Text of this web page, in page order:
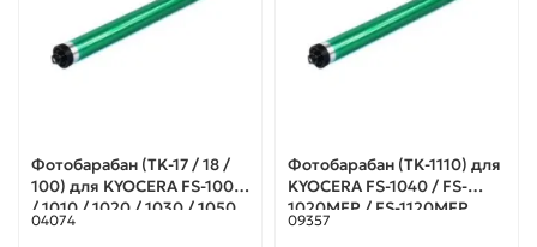
Фотобарабан (TK-17 / 18 /
100) для KYOCERA FS-1000
/ 1010 / 1020 / 1030 / 1050
(Тайвань)
04074
Фотобарабан (TK-1110) для
KYOCERA FS-1040 / FS-
1020MFP / FS-1120MFP
(Тайвань)
09357